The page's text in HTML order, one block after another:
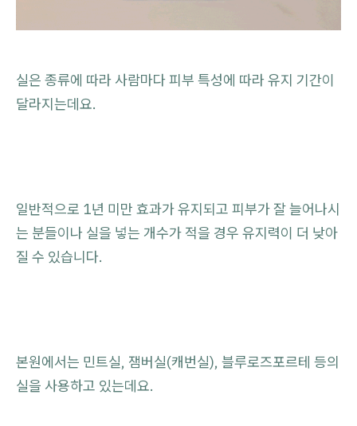
실은 종류에 따라 사람마다 피부 특성에 따라 유지 기간이
달라지는데요.
일반적으로 1년 미만 효과가 유지되고 피부가 잘 늘어나시
는 분들이나 실을 넣는 개수가 적을 경우 유지력이 더 낮아
질 수 있습니다.
본원에서는 민트실, 잼버실(캐번실), 블루로즈포르테 등의
실을 사용하고 있는데요.